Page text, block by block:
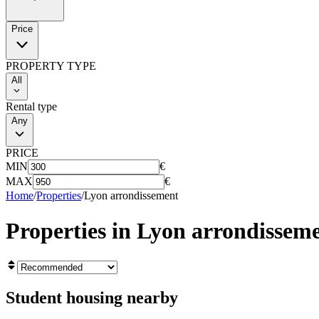
Price
PROPERTY TYPE
All
Rental type
Any
PRICE
MIN
€
MAX
€
Home/Properties/Lyon arrondissement
Properties in Lyon
Student housing nearby